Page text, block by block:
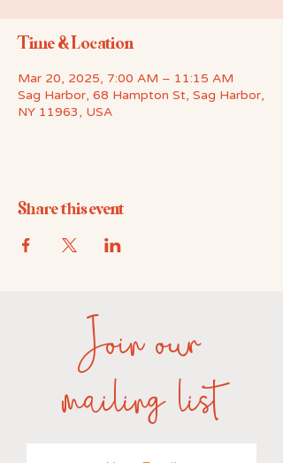
Time & Location
Mar 20, 2025, 7:00 AM – 11:15 AM
Sag Harbor, 68 Hampton St, Sag Harbor,
NY 11963, USA
Share this event
Join our
mailing list